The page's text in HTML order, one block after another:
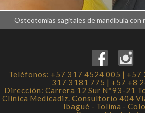
Osteotomías sagitales de mandíbula
Teléfonos: +57 317 4524 005 | +57
317 3181 775 | +57 +8
Dirección: Carrera 12 Sur N°93-21
Clínica Medicadiz. Consultorio 404
Ibagué - Tolima -